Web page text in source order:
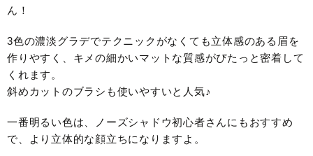
ん！
3色の濃淡グラデでテクニックがなくても立体感のある眉を
作りやすく、キメの細かいマットな質感がぴたっと密着して
くれます。
斜めカットのブラシも使いやすいと人気♪
一番明るい色は、ノーズシャドウ初心者さんにもおすすめ
で、より立体的な顔立ちになりますよ。